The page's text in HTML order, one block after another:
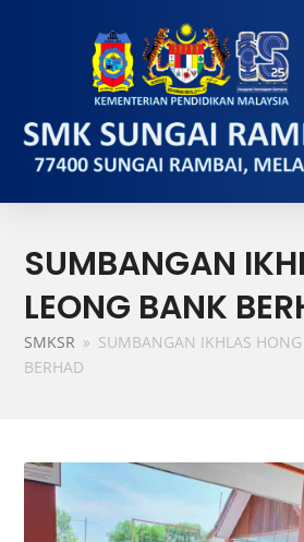
SUMBANGAN
LEONG BANK
SMKSR » SUMBANGAN IKHLAS
BERHAD